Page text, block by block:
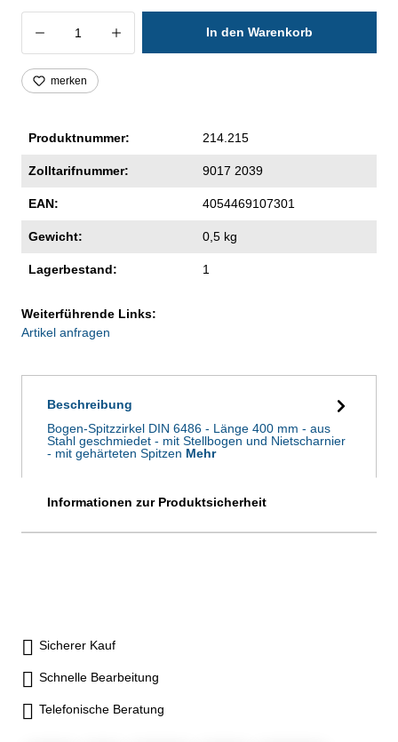
Produkt Anzahl: Gib den gewünschten
In den Warenkorb
merken
Produktnummer: 214.215
Zolltarifnummer: 9017 2039
EAN: 4054469107301
Gewicht: 0,5 kg
Lagerbestand: 1
Weiterführende Links:
Artikel anfragen
Beschreibung
Bogen-Spitzzirkel DIN 6486 - Länge 400 mm - aus
Stahl geschmiedet - mit Stellbogen und Nietscharnier
- mit gehärteten Spitzen Mehr
Informationen zur Produktsicherheit
Sicherer Kauf
Schnelle Bearbeitung
Telefonische Beratung